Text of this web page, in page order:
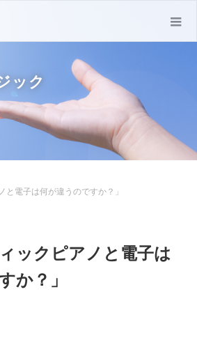
ック
と電子は何が違うのですか？」
ックピアノと電子は
か？」